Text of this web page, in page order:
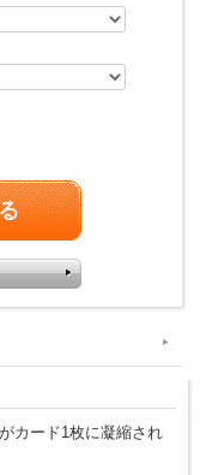
カード1枚に凝縮され